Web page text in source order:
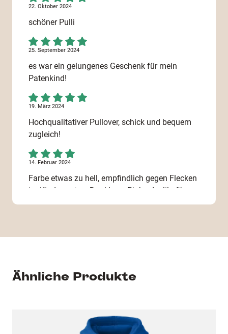
22. Oktober 2024
schöner Pulli
25. September 2024
es war ein gelungenes Geschenk für mein
Patenkind!
19. März 2024
Hochqualitativer Pullover, schick und bequem
zugleich!
14. Februar 2024
Farbe etwas zu hell, empfindlich gegen Flecken
im Kindergarten. Dunkleres Pink oder lila für
Mädchen, rot auch sehr gut. Stoffqualität ok.
Mit der Qualität des Sweatshirts bin ich sehr
zufrieden, genau weiß man es aber erst , wenn
passt, da mein Enkel (5Jahre) es erst zu
Ähnliche Produkte